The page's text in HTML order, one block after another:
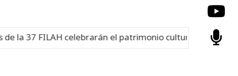
el patrimonio cultural Nuevo 06-08-26